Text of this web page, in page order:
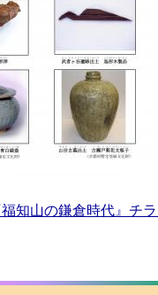
知山の鎌倉時代』チ